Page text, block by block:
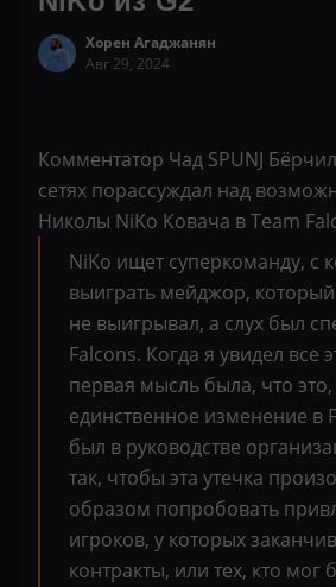
Хорен Агаджанян
Авг 29, 2024
Комментатор Чад SPUNJ
сетях порассуждал над
Николы NiKo Ковача в Team
NiKo ищет суперкоманду, с
выиграть мейджор,
не выигрывал, а слух был
Falcons. Когда я увидел все
первая мысль была, что
единственное изменение в
был в руководстве
так, чтобы эта утечка
образом попробовать
игроков, у которых
контракты, или тех, кто мог